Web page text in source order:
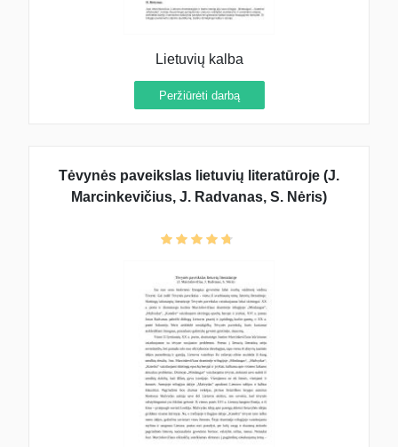
Lietuvių kalba
Peržiūrėti darbą
Tėvynės paveikslas lietuvių literatūroje (J.
Marcinkevičius, J. Radvanas, S. Nėris)